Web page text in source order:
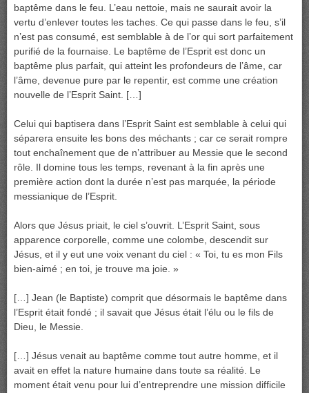
baptême dans le feu. L’eau nettoie, mais ne saurait avoir la
vertu d’enlever toutes les taches. Ce qui passe dans le feu, s’il
n’est pas consumé, est semblable à de l’or qui sort parfaitement
purifié de la fournaise. Le baptême de l’Esprit est donc un
baptême plus parfait, qui atteint les profondeurs de l’âme, car
l’âme, devenue pure par le repentir, est comme une création
nouvelle de l’Esprit Saint. […]
Celui qui baptisera dans l’Esprit Saint est semblable à celui qui
séparera ensuite les bons des méchants ; car ce serait rompre
tout enchaînement que de n’attribuer au Messie que le second
rôle. Il domine tous les temps, revenant à la fin après une
première action dont la durée n’est pas marquée, la période
messianique de l’Esprit.
Alors que Jésus priait, le ciel s’ouvrit. L’Esprit Saint, sous
apparence corporelle, comme une colombe, descendit sur
Jésus, et il y eut une voix venant du ciel : « Toi, tu es mon Fils
bien-aimé ; en toi, je trouve ma joie. »
[…] Jean (le Baptiste) comprit que désormais le baptême dans
l’Esprit était fondé ; il savait que Jésus était l’élu ou le fils de
Dieu, le Messie.
[…] Jésus venait au baptême comme tout autre homme, et il
avait en effet la nature humaine dans toute sa réalité. Le
moment était venu pour lui d’entreprendre une mission difficile